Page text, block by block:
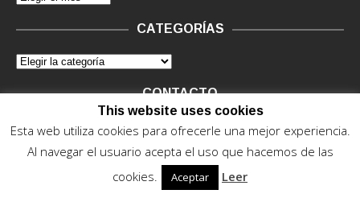
CATEGORÍAS
CONTACTO
Vinilo Negro.Consultas de anunciantes y Legal, en vinilo at
© 2015 - 2022. Vinilo Negro.Powered by IT ENCORE
This website uses cookies
Esta web utiliza cookies para ofrecerle una mejor experiencia.
Al navegar el usuario acepta el uso que hacemos de las
cookies.
Aceptar Leer